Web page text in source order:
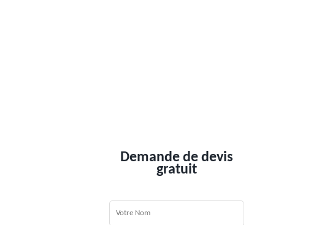
Demande de devis
gratuit